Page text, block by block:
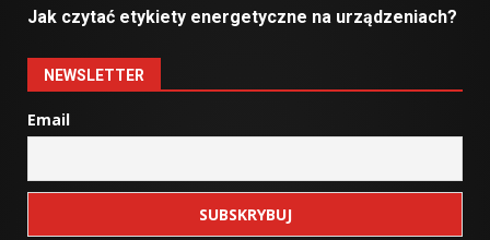
Jak czytać etykiety energetyczne na urządzeniach?
NEWSLETTER
Email